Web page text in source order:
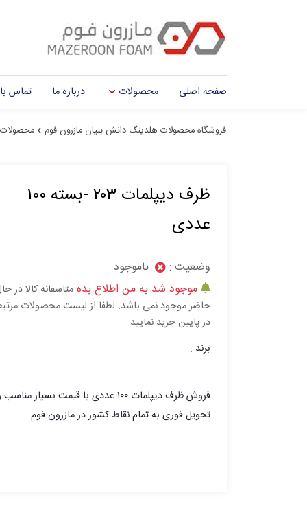
صفحه اصلی محصولات درباره ما تماس
فروشگاه محصولات هلدینگ دانش بنیان مازرون فوم محصولات
ظرف ديپلمات ۲۰۳ -بسته ۱۰۰
عددی
وضعیت :
ناموجود
موجود شد به من اطلاع بده متاسفانه کالا در
حاضر موجود نمی باشد. لطفا از لیست محصولات
در پایین خرید نمایید
برند :
فروش ظرف ديپلمات ۱۰۰ عددی با قیمت بسیار
تحویل فوری به تمام نقاط کشور در مازرون فوم